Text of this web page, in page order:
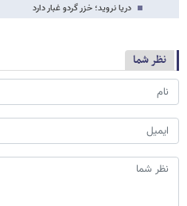
دریا نروید؛ خزر گردو غبار دارد
نظر شما